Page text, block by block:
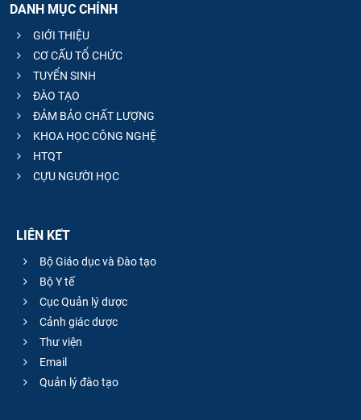
DANH MỤC CHÍNH
GIỚI THIỆU
CƠ CẤU TỔ CHỨC
TUYỂN SINH
ĐÀO TẠO
ĐẢM BẢO CHẤT LƯỢNG
KHOA HỌC CÔNG NGHỆ
HTQT
CỰU NGƯỜI HỌC
LIÊN KẾT
Bộ Giáo dục và Đào tạo
Bộ Y tế
Cục Quản lý dược
Cảnh giác dược
Thư viện
Email
Quản lý đào tạo